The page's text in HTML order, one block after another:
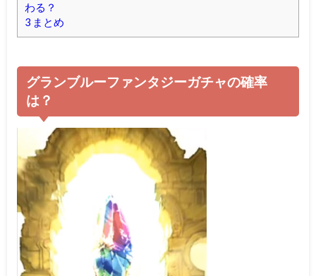
わる？
3まとめ
グランブルーファンタジーガチャの確率
は？